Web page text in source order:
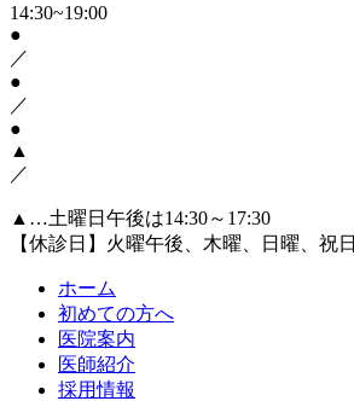
14:30~19:00
●
／
●
／
●
▲
／
▲…土曜日午後は14:30～17:30
【休診日】火曜午後、木曜、日曜、祝日
ホーム
初めての方へ
医院案内
医師紹介
採用情報